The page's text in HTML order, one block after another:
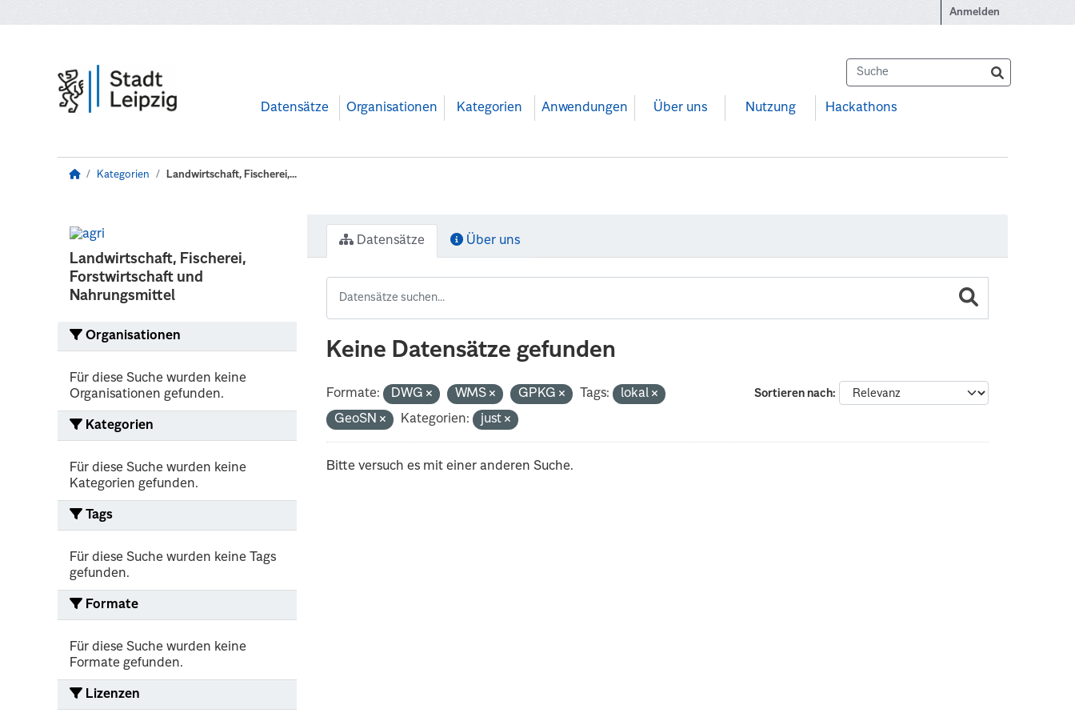
Anmelden
Datensätze Organisationen Kategorien Anwendungen Über uns Nutzung Hackathons
Kategorien Landwirtschaft, Fischerei,...
Landwirtschaft, Fischerei,
Forstwirtschaft und
Nahrungsmittel
Organisationen
Für diese Suche wurden keine
Organisationen gefunden.
Kategorien
Für diese Suche wurden keine
Kategorien gefunden.
Tags
Für diese Suche wurden keine Tags
gefunden.
Formate
Für diese Suche wurden keine
Formate gefunden.
Lizenzen
Datensätze Über uns
Keine Datensätze gefunden
Sortieren nach
Formate: DWG WMS GPKG Tags:
lokal
GeoSN
Kategorien: just
Bitte versuch es mit einer anderen Suche.